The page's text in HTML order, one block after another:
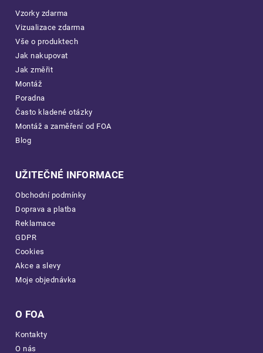
Vzorky zdarma
Vizualizace zdarma
Vše o produktech
Jak nakupovat
Jak změřit
Montáž
Poradna
Často kladené otázky
Montáž a zaměření od FOA
Blog
UŽITEČNÉ INFORMACE
Obchodní podmínky
Doprava a platba
Reklamace
GDPR
Cookies
Akce a slevy
Moje objednávka
O FOA
Kontakty
O nás